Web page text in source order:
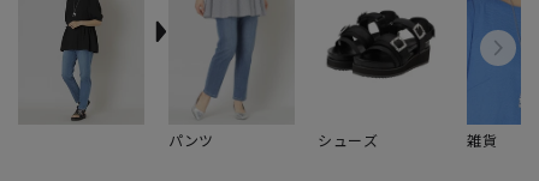
パンツ シューズ 雑貨